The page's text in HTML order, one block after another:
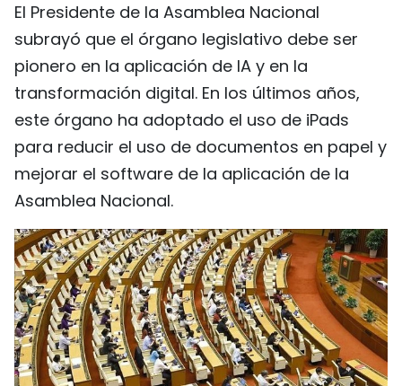
El Presidente de la Asamblea Nacional
subrayó que el órgano legislativo debe ser
pionero en la aplicación de IA y en la
transformación digital. En los últimos años,
este órgano ha adoptado el uso de iPads
para reducir el uso de documentos en papel y
mejorar el software de la aplicación de la
Asamblea Nacional.